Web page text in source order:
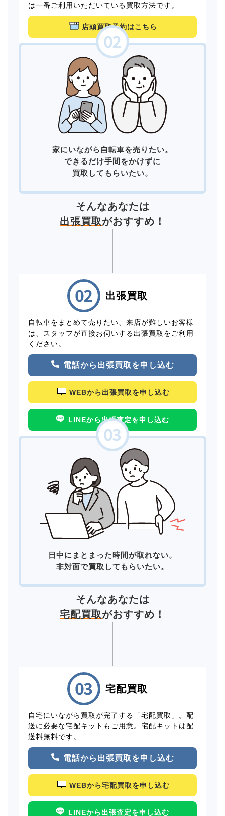
は一番ご利用いただいている買取方法です。
店頭買取予約はこちら
家にいながら自転車を売りたい。
できるだけ手間をかけずに
買取してもらいたい。
そんなあなたは
出張買取がおすすめ！
出張買取
自転車をまとめて売りたい、来店が難しいお客様
は、スタッフが直接お伺いする出張買取をご利用
ください。
電話から出張買取を申し込む
WEBから出張買取を申し込む
LINEから出張査定を申し込む
日中にまとまった時間が取れない。
非対面で買取してもらいたい。
そんなあなたは
宅配買取がおすすめ！
宅配買取
自宅にいながら買取が完了する「宅配買取」。配
送に必要な宅配キットもご用意。宅配キットは配
送料無料です。
電話から出張買取を申し込む
WEBから宅配買取を申し込む
LINEから出張査定を申し込む